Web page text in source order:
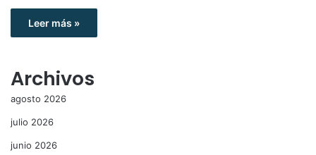
Leer más »
Archivos
agosto 2026
julio 2026
junio 2026